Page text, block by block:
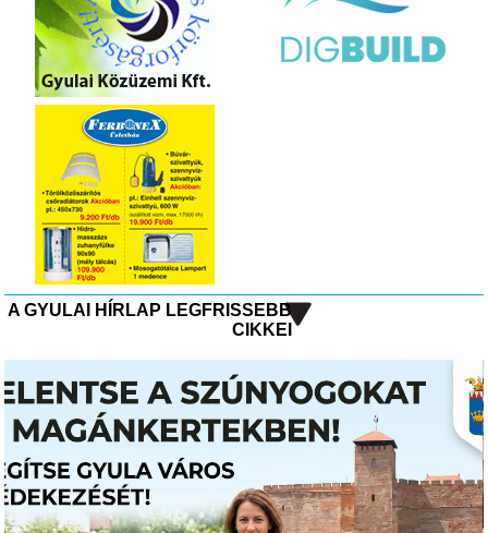
A GYULAI HÍRLAP LEGFRISSEBB
CIKKEI